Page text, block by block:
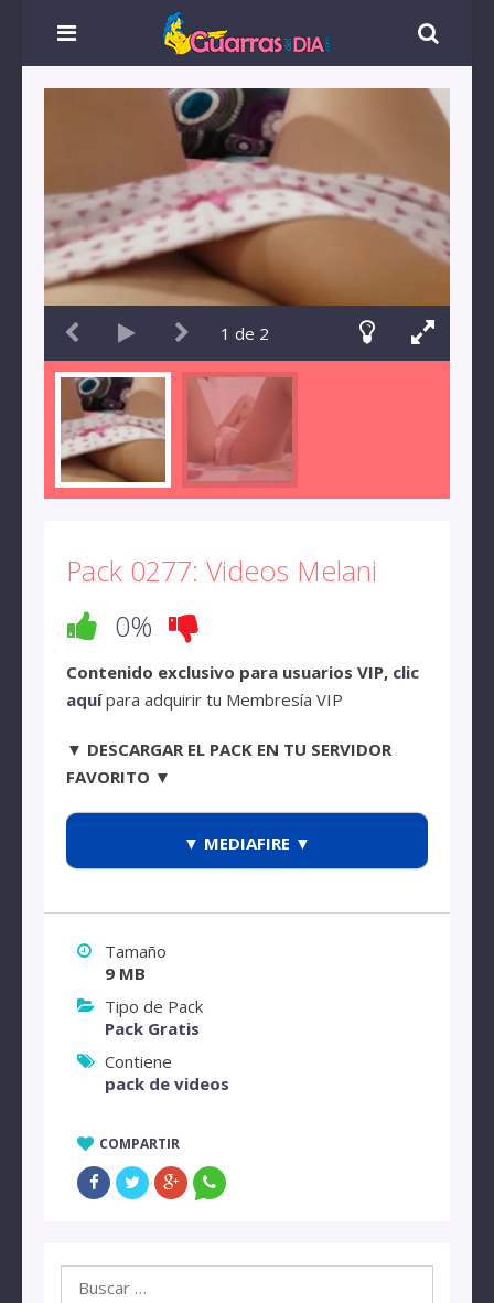
1 de 2
Pack 0277: Videos Melani
0%
Contenido exclusivo para usuarios VIP, clic
aquípara adquirir tu Membresía VIP
▼ DESCARGAR EL PACK EN TU SERVIDOR
FAVORITO ▼
▼ MEDIAFIRE ▼
Tamaño
9 MB
Tipo de Pack
Pack Gratis
Contiene
pack de videos
COMPARTIR